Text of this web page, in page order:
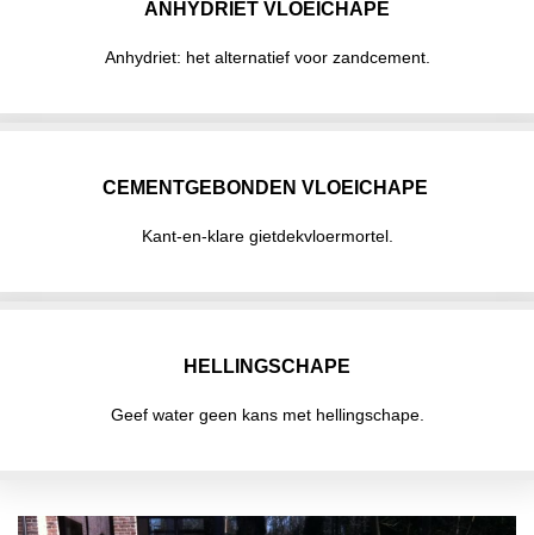
ANHYDRIET VLOEICHAPE
Anhydriet: het alternatief voor zandcement.
CEMENTGEBONDEN VLOEICHAPE
Kant-en-klare gietdekvloermortel.
HELLINGSCHAPE
Geef water geen kans met hellingschape.